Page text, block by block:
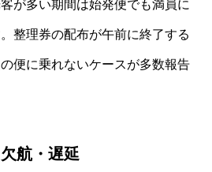
が多い期間は始発便でも満員に
整理券の配布が午前に終了する
便に乗れないケースが多数報告
航・遅延